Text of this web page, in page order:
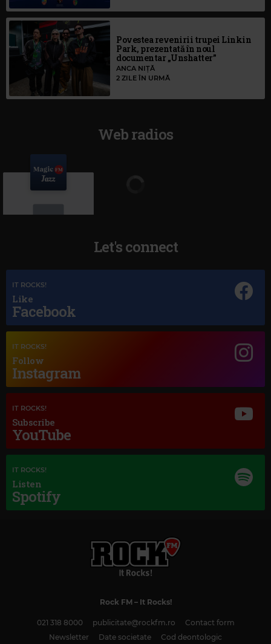
Povestea revenirii trupei Linkin
Park, prezentată în noul
documentar „Unshatter”
ANCA NIȚĂ
2 ZILE ÎN URMĂ
Web radios
Magic Jazz
FRÉDÉRIC CHOPIN–FANTAISIE-IMPROMPTU IN C-SHARP MINOR, OP. 66
Let's connect
IT ROCKS!
Like
Facebook
IT ROCKS!
Follow
Instagram
IT ROCKS!
Subscribe
YouTube
IT ROCKS!
Listen
Spotify
Rock FM– It Rocks!
021 318 8000 publicitate@rockfm.ro
Contact form
Newsletter
Date societate Cod deontologic